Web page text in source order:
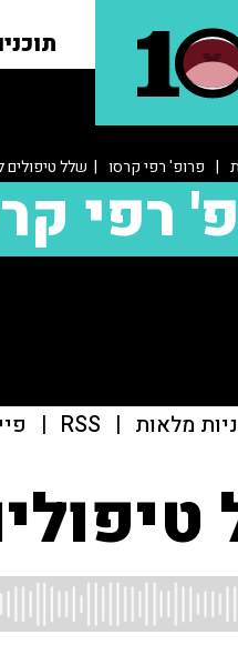
| פרופ' רפי קרסו | שלל טיפולים
רפי
מלאות |
RSS
|